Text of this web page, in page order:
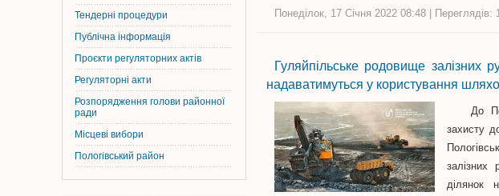
Тендерні процедури
Публічна інформація
Проєкти регуляторних актів
Регуляторні акти
Розпорядження голови районної
ради
Місцеві вибори
Пологівський район
Понеділок, 17 Січня 2022 08:48 | Переглядів:
Гуляйпільське родовище залізних
надаватимуться у користування
До
захисту
ділянок